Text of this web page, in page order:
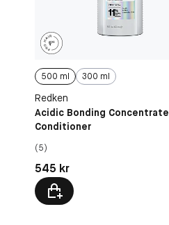
500 ml 300 ml
Redken
Acidic Bonding Concentrate
Conditioner
(5)
Pris: 545 kr
545 kr